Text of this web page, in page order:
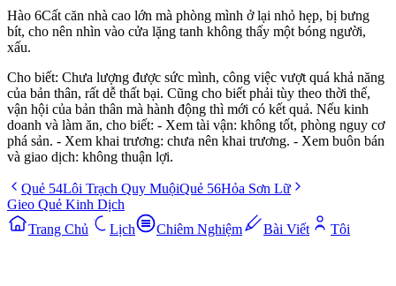
Hào 6Cất căn nhà cao lớn mà phòng mình ở lại nhỏ hẹp, bị bưng
bít, cho nên nhìn vào cửa lặng tanh không thấy một bóng người,
xấu.
Cho biết: Chưa lượng được sức mình, công việc vượt quá khả năng
của bản thân, rất dễ thất bại. Cũng cho biết phải tùy theo thời thế,
vận hội của bản thân mà hành động thì mới có kết quả. Nếu kinh
doanh và làm ăn, cho biết: - Xem tài vận: không tốt, phòng nguy cơ
phá sản. - Xem khai trương: chưa nên khai trương. - Xem buôn bán
và giao dịch: không thuận lợi.
Quẻ 54Lôi Trạch Quy MuộiQuẻ 56Hỏa Sơn Lữ
Gieo Quẻ Kinh Dịch
Trang Chủ
Lịch Chiêm Nghiệm Bài Viết Tôi